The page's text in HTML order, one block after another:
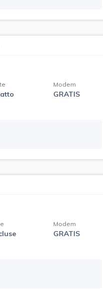
Modem
GRATIS
Modem
GRATIS